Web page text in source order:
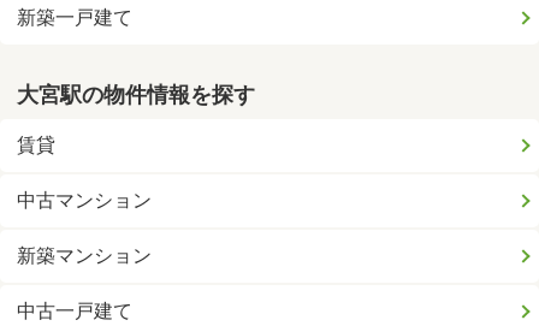
新築一戸建て
大宮駅の物件情報を探す
賃貸
中古マンション
新築マンション
中古一戸建て